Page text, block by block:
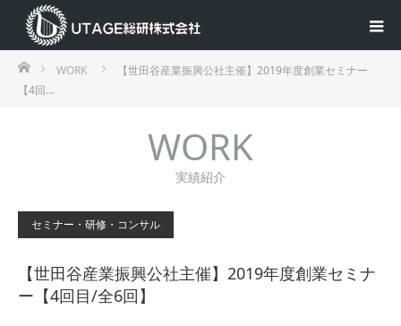
ホームWORK
【世田谷産業振興公社主催】2019年度創業セミナー
【4回…
WORK
実績紹介
セミナー・研修・コンサル
【世田谷産業振興公社主催】2019年度創業セミナ
ー【4回目/全6回】